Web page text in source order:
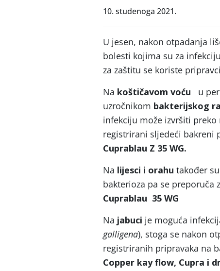
10. studenoga 2021.
U jesen, nakon otpadanja
bolesti kojima su za
za zaštitu se koriste
Na koštičavom voću u
uzročnikom bakterijskog
infekciju može izvršiti
registrirani sljedeći bakreni
Cuprablau Z 35 WG.
Na lijesci i orahu također
bakterioza pa se preporuča
Cuprablau 35 WG
Na jabuci je moguća
galligena), stoga se nakon
registriranih pripravaka na
Copper kay flow, Cupra i